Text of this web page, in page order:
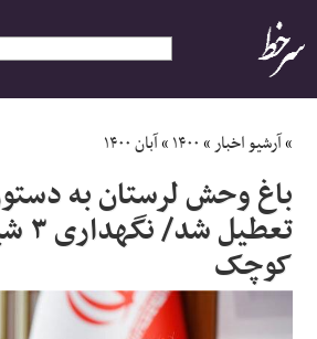
ایران
سیاسی
اقتصاد
»آرشیو اخبار»۱۴۰۰»آبان ۱۴۰۰
باغ وحش لرستان به
کوچک